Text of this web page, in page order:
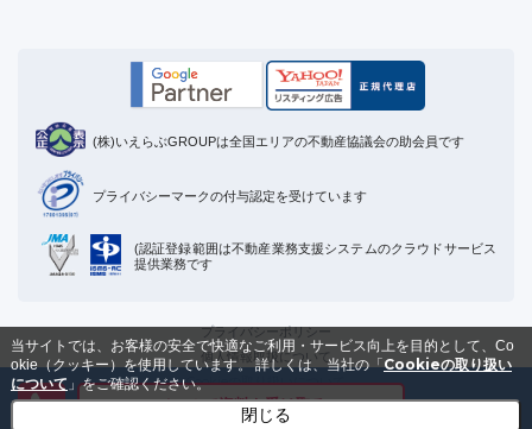
メールで資料を受け取る
(株)いえらぶGROUPは全国エリアの不動産協議会の助会員です
プライバシーマークの付与認定を受けています
(認証登録範囲は不動産業務支援システムのクラウドサービス
提供業務です
プライバシーポリシー
個人情報取扱について
Cookieの取り扱いについて
運営会社
当サイトでは、お客様の安全で快適なご利用・サービス向上を目的として、Co
okie（クッキー）を使用しています。詳しくは、当社の「Cookieの取り扱い
について 」をご確認ください。
閉じる